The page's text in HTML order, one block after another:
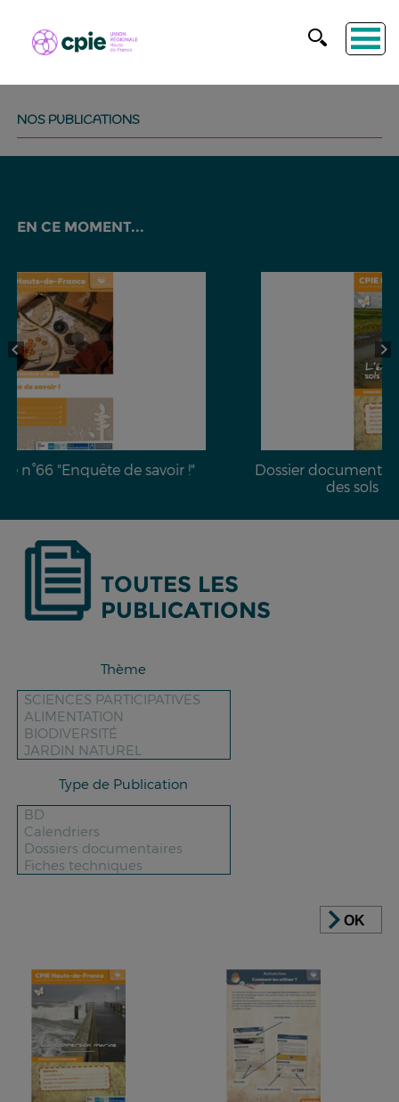
NOS PUBLICATIONS
EN CE MOMENT...
Dossier documentaire n°28 : L’érosion hydrique
TOUTES LES
PUBLICATIONS
Thème
Type de Publication
OK